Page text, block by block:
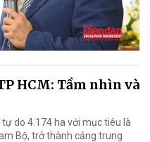
HCM: Tầm nhìn và
do 4.174 ha với mục tiêu là
Bộ, trở thành cảng trung